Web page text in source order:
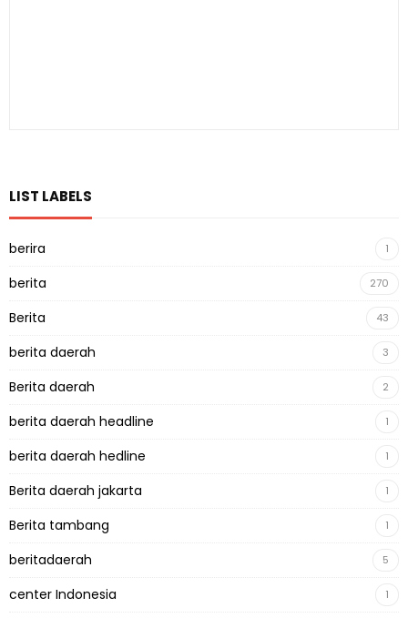
LIST LABELS
berira 1
berita 270
Berita 43
berita daerah 3
Berita daerah 2
berita daerah headline 1
berita daerah hedline 1
Berita daerah jakarta 1
Berita tambang 1
beritadaerah 5
center Indonesia 1